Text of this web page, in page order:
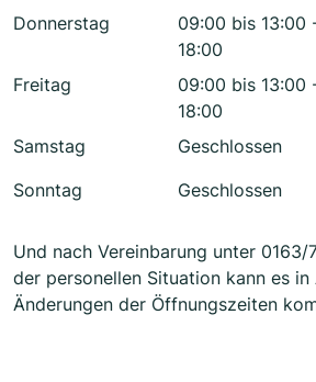
Donnerstag
09:00 bis 13:00
18:00
Freitag
09:00 bis 13:00
18:00
Samstag
Geschlossen
Sonntag
Geschlossen
Und nach Vereinbarung unter 0163/
der personellen Situation kann es in
Änderungen der Öffnungszeiten